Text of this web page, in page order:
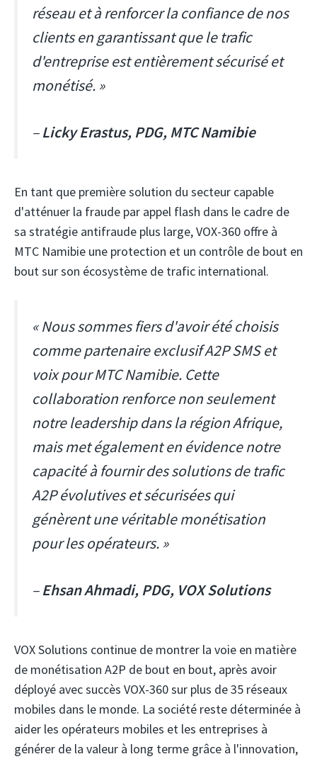
réseau et à renforcer la confiance de nos
clients en garantissant que le trafic
d'entreprise est entièrement sécurisé et
monétisé. »
–Licky Erastus, PDG, MTC Namibie
En tant que première solution du secteur capable
d'atténuer la fraude par appel flash dans le cadre de
sa stratégie antifraude plus large, VOX-360 offre à
MTC Namibie une protection et un contrôle de bout en
bout sur son écosystème de trafic international.
« Nous sommes fiers d'avoir été choisis
comme partenaire exclusif A2P SMS et
voix pour MTC Namibie. Cette
collaboration renforce non seulement
notre leadership dans la région Afrique,
mais met également en évidence notre
capacité à fournir des solutions de trafic
A2P évolutives et sécurisées qui
génèrent une véritable monétisation
pour les opérateurs. »
–Ehsan Ahmadi, PDG, VOX Solutions
VOX Solutions continue de montrer la voie en matière
de monétisation A2P de bout en bout, après avoir
déployé avec succès VOX-360 sur plus de 35 réseaux
mobiles dans le monde. La société reste déterminée à
aider les opérateurs mobiles et les entreprises à
générer de la valeur à long terme grâce à l'innovation,